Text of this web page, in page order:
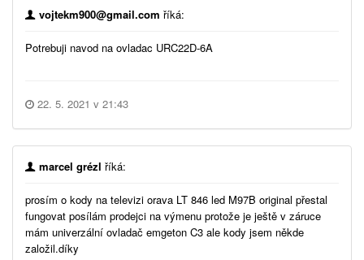
vojtekm900@gmail.com říká:
Potrebuji navod na ovladac URC22D-6A
22. 5. 2021 v 21:43
marcel grézl říká:
prosím o kody na televizi orava LT 846 led M97B original přestal
fungovat posílám prodejci na výmenu protože je ještě v záruce
mám univerzální ovladač emgeton C3 ale kody jsem někde
založil.díky